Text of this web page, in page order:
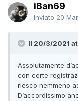
iBan69
Inviato 20
Il 20/3/2021
Assolutamente
con certe
riesco nemmeno
D’accordissimo